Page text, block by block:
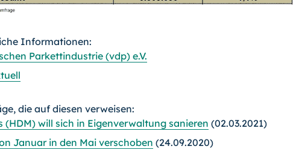
Informationen:
Parkettindustrie (vdp) e.V.
die auf diesen verweisen:
(HDM) will sich in Eigenverwaltung sanieren (02.03.2021)
Januar in den Mai verschoben (24.09.2020)